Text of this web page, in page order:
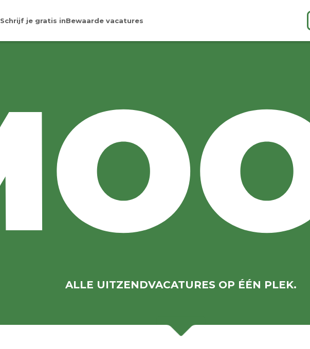
Schrijf je gratis inBewaarde vacatures
ALLE UITZENDVACATURES OP ÉÉN PLEK.